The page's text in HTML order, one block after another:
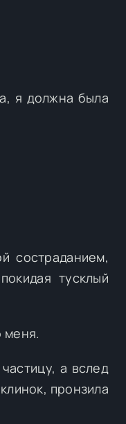
я должна была
состраданием,
тусклый
меня.
а вслед
пронзила